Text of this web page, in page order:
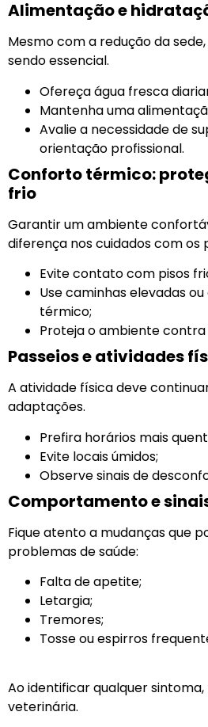
Alimentação e
Mesmo com a redução da
sendo essencial.
Ofereça água fresca
Mantenha uma
Avalie a necessidade de
orientação profissional.
Conforto térmico:
frio
Garantir um ambiente
diferença nos cuidados com os
Evite contato com pisos
Use caminhas elevadas
térmico;
Proteja o ambiente contra
Passeios e atividades
A atividade física deve
adaptações.
Prefira horários mais
Evite locais úmidos;
Observe sinais de
Comportamento e
Fique atento a mudanças que
problemas de saúde:
Falta de apetite;
Letargia;
Tremores;
Tosse ou espirros
Ao identificar qualquer
veterinária.